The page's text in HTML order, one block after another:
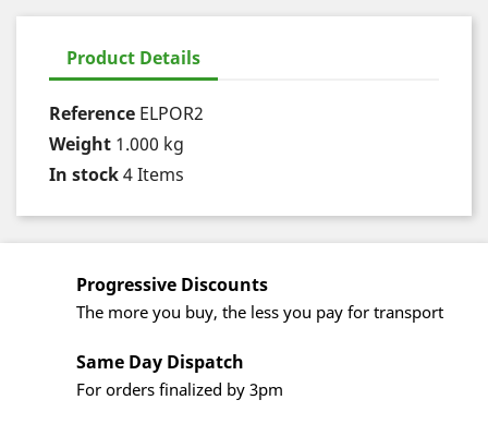
Product Details
Reference ELPOR2
Weight 1.000 kg
In stock4 Items
Progressive Discounts
The more you buy, the less you pay for transport
Same Day Dispatch
For orders finalized by 3pm